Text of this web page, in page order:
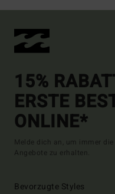
15%
ERSTE
ONLINE*
Melde dich an, um immer
Angebote zu erhalten.
Bevorzugte Styles